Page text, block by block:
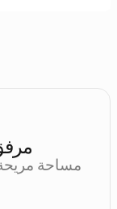
مساحة